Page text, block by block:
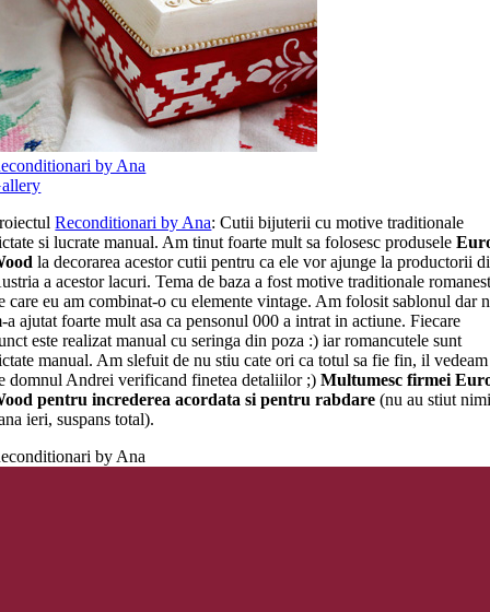
by Ana
Reconditionari by Ana: Cutii bijuterii cu motive traditionale
si lucrate manual. Am tinut foarte mult sa folosesc produsele
la decorarea acestor cutii pentru ca ele vor ajunge la productorii
a acestor lacuri. Tema de baza a fost motive traditionale
care eu am combinat-o cu elemente vintage. Am folosit sablonul dar
a ajutat foarte mult asa ca pensonul 000 a intrat in actiune. Fiecare
este realizat manual cu seringa din poza :) iar romancutele sunt
manual. Am slefuit de nu stiu cate ori ca totul sa fie fin, il vedeam
domnul Andrei verificand finetea detaliilor ;)Multumesc firmei
pentru increderea acordata si pentru rabdare (nu au stiut
ieri, suspans total).
by Ana